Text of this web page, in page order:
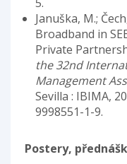
Januška, M.;
Broadband in
Private
the 32nd
Management
Sevilla : IBIMA,
9998551-1-9.
Postery,